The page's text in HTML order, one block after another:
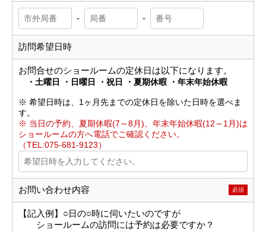
- -
訪問希望日時
お問合せのショールームの定休日は以下になります。
・土曜日 ・日曜日 ・祝日 ・夏期休暇 ・年末年始休暇
※ 希望日時は、1ヶ月先までの定休日を除いた日時を選べま
す。
※ 当日の予約、夏期休暇(7～8月)、年末年始休暇(12～1月)は
ショールームの方へ電話でご確認ください。
（TEL:075-681-9123）
お問い合わせ内容 必須
【記入例】○日の○時に伺いたいのですが
ショールームの訪問には予約は必要ですか？